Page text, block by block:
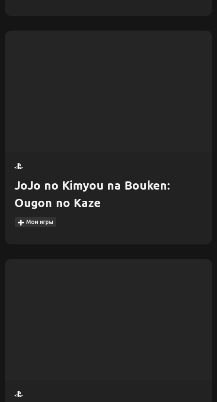
JoJo no Kimyou na Bouken:
Ougon no Kaze
Мои игры